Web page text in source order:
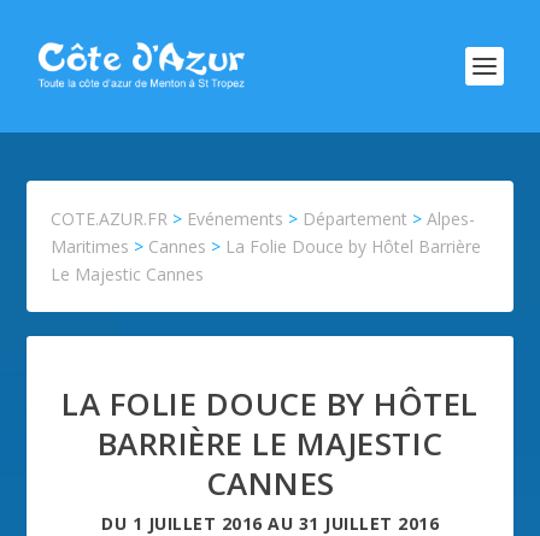
COTE.AZUR.FR > Evénements > Département >Alpes-
Maritimes > Cannes > La Folie Douce by Hôtel Barrière
Le Majestic Cannes
LA FOLIE DOUCE BY HÔTEL
BARRIÈRE LE MAJESTIC
CANNES
DU 1 JUILLET 2016 AU 31 JUILLET 2016